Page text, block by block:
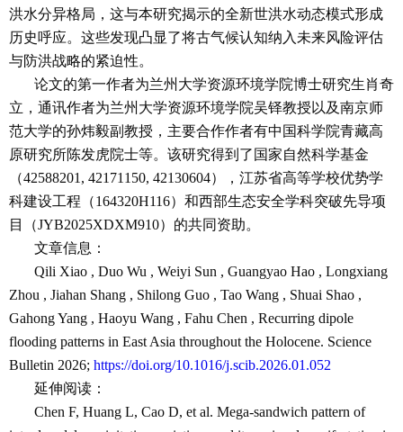
洪水分异格局，这与本研究揭示的全新世洪水动态模式形成
历史呼应。这些发现凸显了将古气候认知纳入未来风险评估
与防洪战略的紧迫性。
论文的第一作者为兰州大学资源环境学院博士研究生肖奇
立，通讯作者为兰州大学资源环境学院吴铎教授以及南京师
范大学的孙炜毅副教授，主要合作作者有中国科学院青藏高
原研究所陈发虎院士等。该研究得到了国家自然科学基金
（42588201, 42171150, 42130604），江苏省高等学校优势学
科建设工程（164320H116）和西部生态安全学科突破先导项
目（JYB2025XDXM910）的共同资助。
文章信息：
Qili Xiao , Duo Wu , Weiyi Sun , Guangyao Hao , Longxiang
Zhou , Jiahan Shang , Shilong Guo , Tao Wang , Shuai Shao ,
Gahong Yang , Haoyu Wang , Fahu Chen , Recurring dipole
flooding patterns in East Asia throughout the Holocene. Science
Bulletin 2026; https://doi.org/10.1016/j.scib.2026.01.052
延伸阅读：
Chen F, Huang L, Cao D, et al. Mega-sandwich pattern of